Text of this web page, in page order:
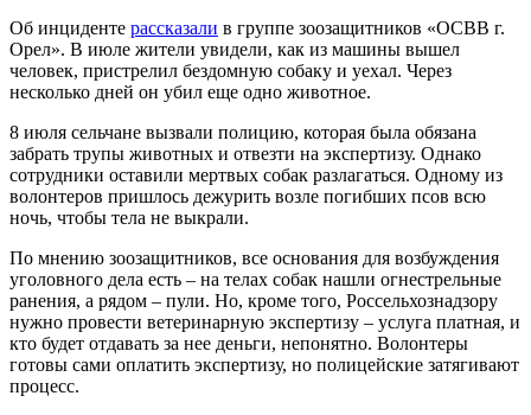
Об инциденте рассказали в группе зоозащитников «ОСВВ г.
Орел». В июле жители увидели, как из машины вышел
человек, пристрелил бездомную собаку и уехал. Через
несколько дней он убил еще одно животное.
8 июля сельчане вызвали полицию, которая была обязана
забрать трупы животных и отвезти на экспертизу. Однако
сотрудники оставили мертвых собак разлагаться. Одному из
волонтеров пришлось дежурить возле погибших псов всю
ночь, чтобы тела не выкрали.
По мнению зоозащитников, все основания для возбуждения
уголовного дела есть – на телах собак нашли огнестрельные
ранения, а рядом – пули. Но, кроме того, Россельхознадзору
нужно провести ветеринарную экспертизу – услуга платная, и
кто будет отдавать за нее деньги, непонятно. Волонтеры
готовы сами оплатить экспертизу, но полицейские затягивают
процесс.